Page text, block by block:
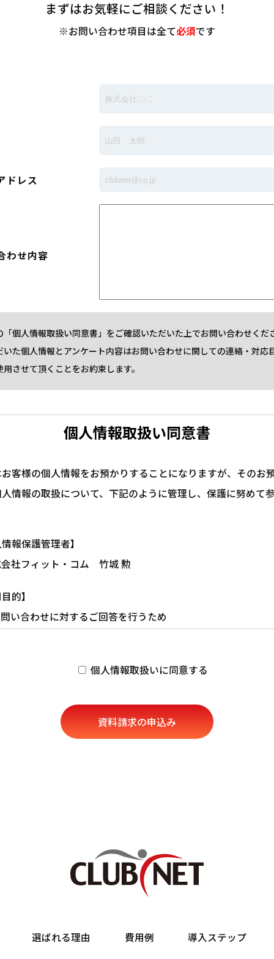
まずはお気軽にご相談ください！
※お問い合わせ項目は全て必須です
ドレス
わせ内容
「個人情報取扱い同意書」をご確認いただいた上でお問い合わせくだ
いた個人情報とアンケート内容はお問い合わせに関しての連絡・対応
用させて頂くことをお約束します。
個人情報取扱い同意書
客様の個人情報をお預かりすることになりますが、そのお
情報の取扱について、下記のように管理し、保護に努めて
報保護管理者】
社フィット・コム 竹城 勲
的】
い合わせに対するご回答を行うため
報の取扱い業務の委託】
場合がありますので、あらかじめご了承ください。
報の開示･訂正･削除について】
個人情報取扱いに同意する
選ばれる理由 費用例 導入ステップ